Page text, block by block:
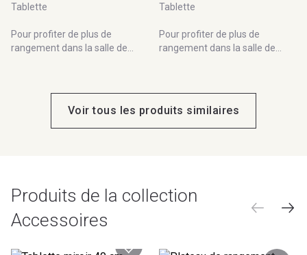
Tablette
Pour profiter de plus de
rangement dans la salle de
fonction de vos besoins.
Tablette
Pour profiter de plus de
rangement dans la salle de
fonction de vos besoins.
Voir tous les produits similaires
Produits de la collection
Accessoires